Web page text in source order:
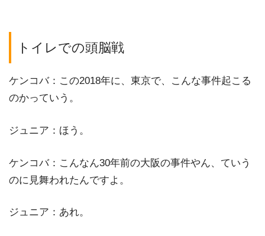
トイレでの頭脳戦
ケンコバ：この2018年に、東京で、こんな事件起こる
のかっていう。
ジュニア：ほう。
ケンコバ：こんなん30年前の大阪の事件やん、ていう
のに見舞われたんですよ。
ジュニア：あれ。